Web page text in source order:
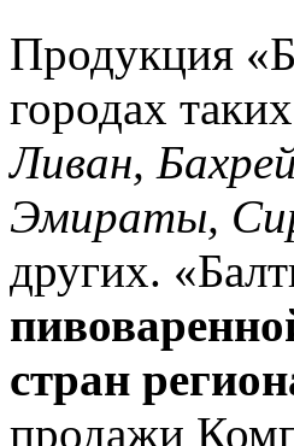
Продукция
городах
Ливан,
Эмираты,
других.
стран
продажи